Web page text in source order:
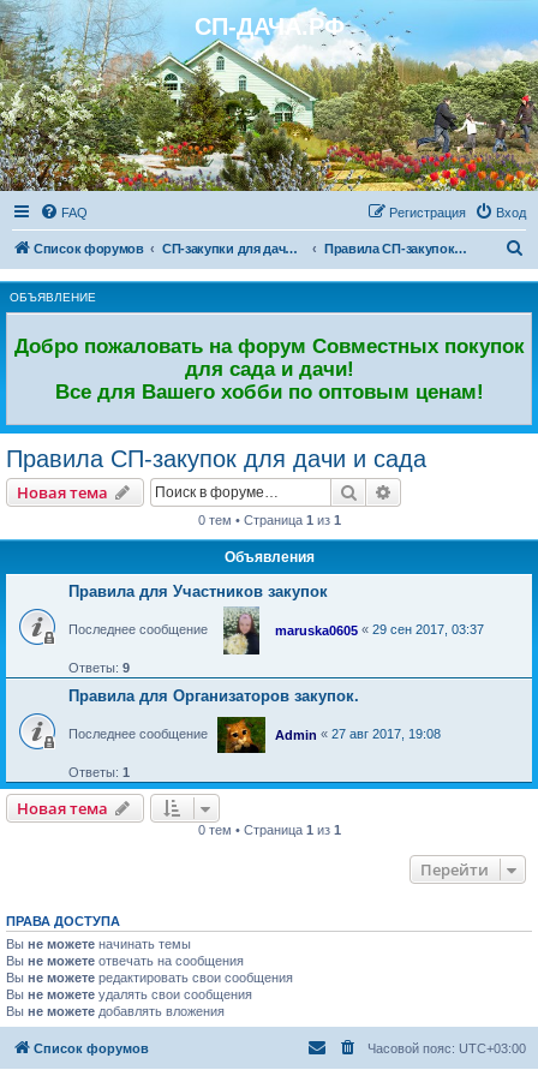
Регистрация СП-ДАЧА.РФ
FAQ Вход
Регистрация
Список форумов СП-закупки для дачи и сада Правила СП-закупок для дачи и сада
ОБЪЯВЛЕНИЕ
Добро пожаловать на форум Совместных покупок
для сада и дачи!
Все для Вашего хобби по оптовым ценам!
Правила СП-закупок для дачи и сада
Новая тема
Новаятема Поиск
0 тем • Страница 1 из 1
Объявления
Правила для Участников закупок
Последнее сообщение maruska0605 « 29 сен 2017, 03:37
Ответы: 9
Правила для Организаторов закупок.
Последнее сообщение Admin « 27 авг 2017, 19:08
Ответы: 1
Новая тема
Новаятема
0 тем • Страница 1 из 1
Перейти
ПРАВА ДОСТУПА
Вы не можете начинать темы
Вы не можете отвечать на сообщения
Вы не можете редактировать свои сообщения
Вы не можете удалять свои сообщения
Вы не можете добавлять вложения
Список форумов Часовой пояс: UTC+03:00